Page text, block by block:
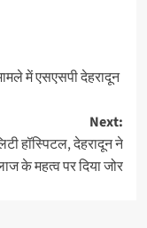
में एसएसपी देहरादून
Next:
हॉस्पिटल, देहरादून ने
के महत्व पर दिया जोर